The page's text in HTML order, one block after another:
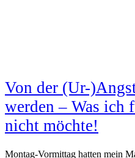
Von der (Ur-
werden – Was ich
nicht möchte!
Montag-Vormittag hatten mein